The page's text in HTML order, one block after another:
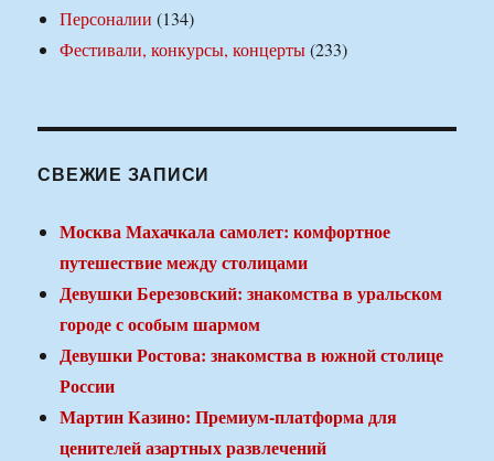
Персоналии (134)
Фестивали, конкурсы, концерты(233)
СВЕЖИЕ ЗАПИСИ
Москва Махачкала самолет: комфортное
путешествие между столицами
Девушки Березовский: знакомства в уральском
городе с особым шармом
Девушки Ростова: знакомства в южной столице
России
Мартин Казино: Премиум-платформа для
ценителей азартных развлечений